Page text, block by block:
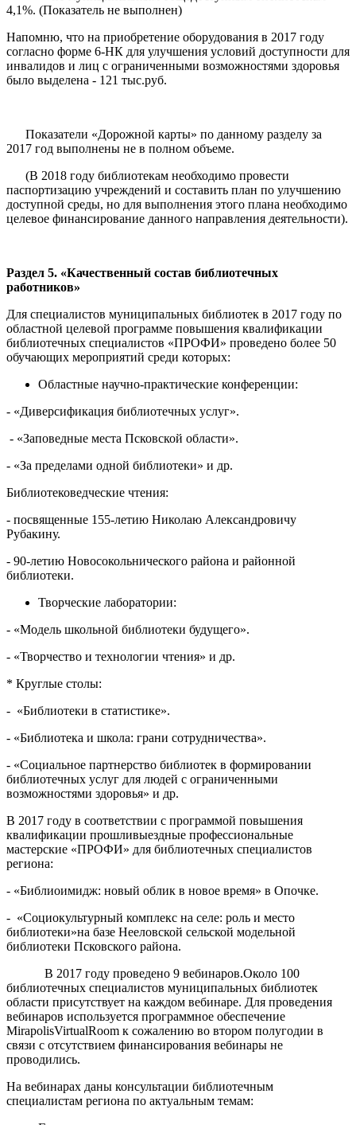
4,1%. (Показатель не выполнен)
Напомню, что на приобретение оборудования в 2017 году
согласно форме 6-НК для улучшения условий доступности для
инвалидов и лиц с ограниченными возможностями здоровья
было выделена - 121 тыс.руб.
Показатели «Дорожной карты» по данному разделу за
2017 год выполнены не в полном объеме.
(В 2018 году библиотекам необходимо провести
паспортизацию учреждений и составить план по улучшению
доступной среды, но для выполнения этого плана необходимо
целевое финансирование данного направления деятельности).
Раздел 5. «Качественный состав библиотечных
работников»
Для специалистов муниципальных библиотек в 2017 году по
областной целевой программе повышения квалификации
библиотечных специалистов «ПРОФИ» проведено более 50
обучающих мероприятий среди которых:
Областные научно-практические конференции:
- «Диверсификация библиотечных услуг».
- «Заповедные места Псковской области».
- «За пределами одной библиотеки» и др.
Библиотековедческие чтения:
- посвященные 155-летию Николаю Александровичу
Рубакину.
- 90-летию Новосокольнического района и районной
библиотеки.
Творческие лаборатории:
- «Модель школьной библиотеки будущего».
- «Творчество и технологии чтения» и др.
* Круглые столы:
- «Библиотеки в статистике».
- «Библиотека и школа: грани сотрудничества».
- «Социальное партнерство библиотек в формировании
библиотечных услуг для людей с ограниченными
возможностями здоровья» и др.
В 2017 году в соответствии с программой повышения
квалификации прошливыездные профессиональные
мастерские «ПРОФИ» для библиотечных специалистов
региона:
- «Библиоимидж: новый облик в новое время» в Опочке.
- «Социокультурный комплекс на селе: роль и место
библиотеки»на базе Нееловской сельской модельной
библиотеки Псковского района.
В 2017 году проведено 9 вебинаров.Около 100
библиотечных специалистов муниципальных библиотек
области присутствует на каждом вебинаре. Для проведения
вебинаров используется программное обеспечение
MirapolisVirtualRoom к сожалению во втором полугодии в
связи с отсутствием финансирования вебинары не
проводились.
На вебинарах даны консультации библиотечным
специалистам региона по актуальным темам: